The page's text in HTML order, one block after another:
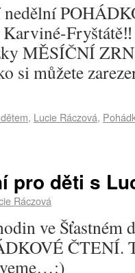
nedělní
Karviné-
MĚSÍČNÍ
si můžete
, Lucie Ráczová,
pro děti s
Ráczová
ve Šťastném
ČTENÍ.